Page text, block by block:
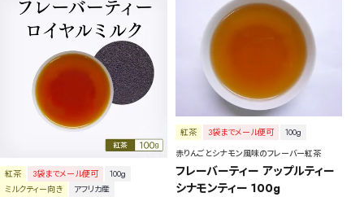
紅茶 3袋までメール便可
100g
ミルクティー向き
アフリカ産
紅茶 3袋までメール便可
100g
赤りんごとシナモン風味のフレーバー紅茶
フレーバーティー アップルティー
シナモンティー 100g